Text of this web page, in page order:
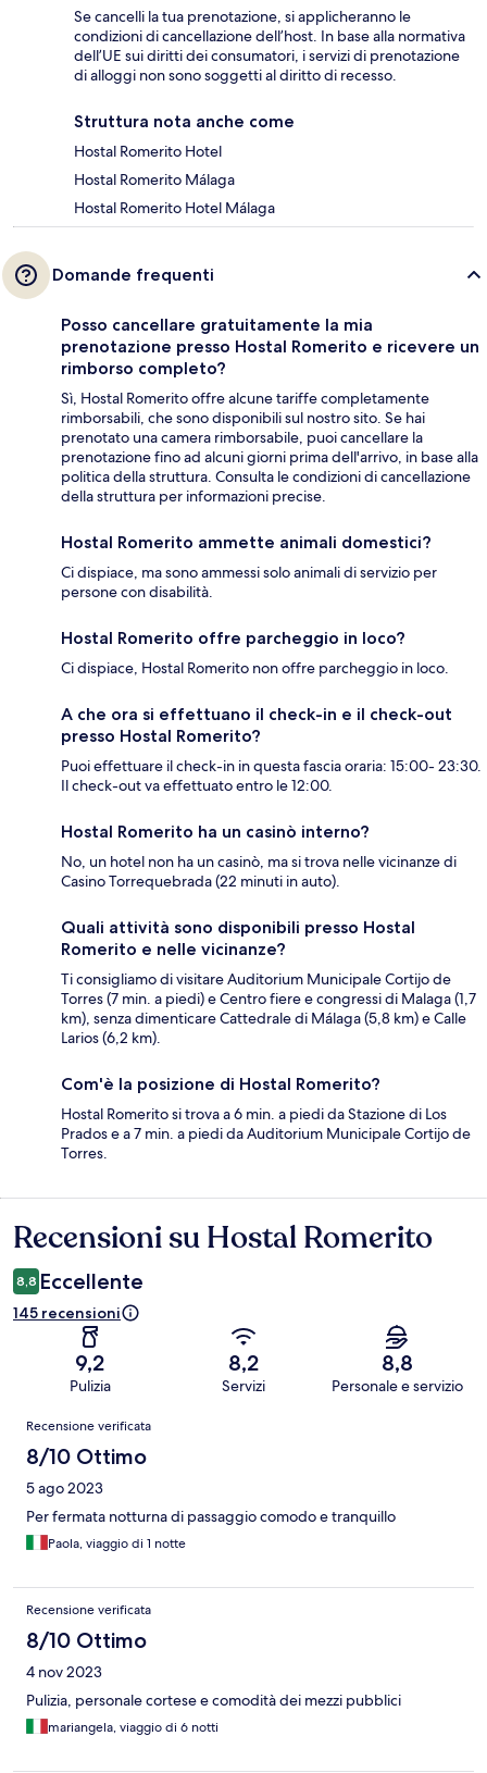
Se cancelli la tua prenotazione, si applicheranno le
condizioni di cancellazione dell’host. In base alla normativa
dell’UE sui diritti dei consumatori, i servizi di prenotazione
di alloggi non sono soggetti al diritto di recesso.
Struttura nota anche come
Hostal Romerito Hotel
Hostal Romerito Málaga
Hostal Romerito Hotel Málaga
Domande frequenti
Posso cancellare gratuitamente la mia
prenotazione presso Hostal Romerito e ricevere un
rimborso completo?
Sì, Hostal Romerito offre alcune tariffe completamente
rimborsabili, che sono disponibili sul nostro sito. Se hai
prenotato una camera rimborsabile, puoi cancellare la
prenotazione fino ad alcuni giorni prima dell'arrivo, in base alla
politica della struttura. Consulta le condizioni di cancellazione
della struttura per informazioni precise.
Hostal Romerito ammette animali domestici?
Ci dispiace, ma sono ammessi solo animali di servizio per
persone con disabilità.
Hostal Romerito offre parcheggio in loco?
Ci dispiace, Hostal Romerito non offre parcheggio in loco.
A che ora si effettuano il check-in e il check-out
presso Hostal Romerito?
Puoi effettuare il check-in in questa fascia oraria: 15:00- 23:30.
Il check-out va effettuato entro le 12:00.
Hostal Romerito ha un casinò interno?
No, un hotel non ha un casinò, ma si trova nelle vicinanze di
Casino Torrequebrada (22 minuti in auto).
Quali attività sono disponibili presso Hostal
Romerito e nelle vicinanze?
Ti consigliamo di visitare Auditorium Municipale Cortijo de
Torres (7 min. a piedi) e Centro fiere e congressi di Malaga (1,7
km), senza dimenticare Cattedrale di Málaga (5,8 km) e Calle
Larios (6,2 km).
Com'è la posizione di Hostal Romerito?
Hostal Romerito si trova a 6 min. a piedi da Stazione di Los
Prados e a 7 min. a piedi da Auditorium Municipale Cortijo de
Torres.
Recensioni
Recensioni su Hostal Romerito
8,8 Eccellente
145 recensioni
9,2
Pulizia
8,2
Servizi
8,8
Personale e servizio
Recensioni
Recensione verificata
8/10 Ottimo
5 ago 2023
Per fermata notturna di passaggio comodo e tranquillo
Paola, viaggio di 1 notte
Recensione verificata
8/10 Ottimo
4 nov 2023
Pulizia, personale cortese e comodità dei mezzi pubblici
mariangela, viaggio di 6 notti